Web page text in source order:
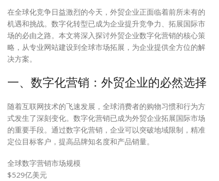
在全球化竞争日益激烈的今天，外贸企业正面临着前所未有的
机遇和挑战。数字化转型已成为企业提升竞争力、拓展国际市
场的必由之路。本文将深入探讨外贸企业数字化营销的核心策
略，从专业网站建设到全球市场拓展，为企业提供全方位的解
决方案。
一、数字化营销：外贸企业的必然选择
随着互联网技术的飞速发展，全球消费者的购物习惯和行为方
式发生了深刻变化。数字化营销已成为外贸企业拓展国际市场
的重要手段。通过数字化营销，企业可以突破地域限制，精准
定位目标客户，提高品牌知名度和产品销量。
全球数字营销市场规模
$529亿美元